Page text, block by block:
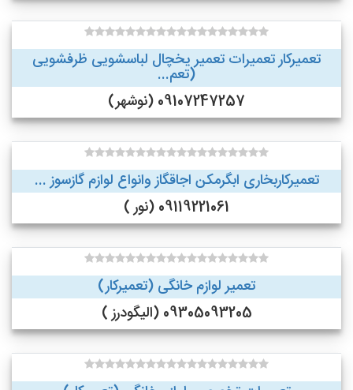
تعمیرکار تعمیرات تعمیر یخچال لباسشویی ظرفشویی
(تعم...
09107247257 (نوشهر)
تعمیرکاربخاری ابگرمکن اجاقگاز وانواع لوازم گازسوز ...
09119221061 (نور )
تعمیر لوازم خانگی (تعمیرکار)
09305093205 (الیگودرز )